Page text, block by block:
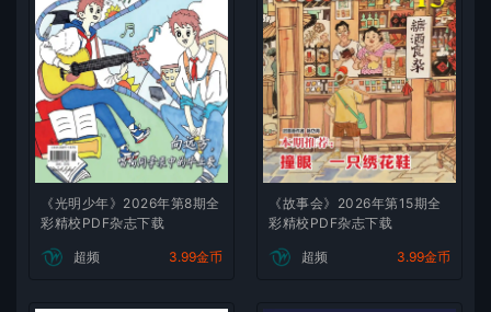
《光明少年》2026年第8期全
彩精校PDF杂志下载
超频 3.99金币
《故事会》2026年第15期全
彩精校PDF杂志下载
超频 3.99金币